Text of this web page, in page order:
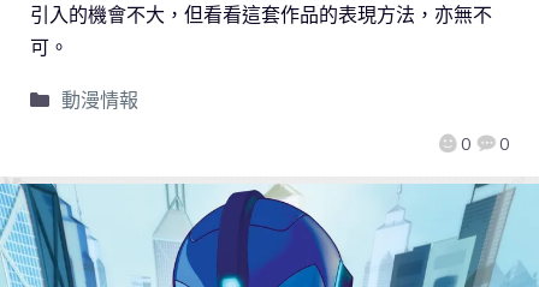
0 0
引入的機會不大，但看看這套作品的表現方法，亦無不
可。
動漫情報